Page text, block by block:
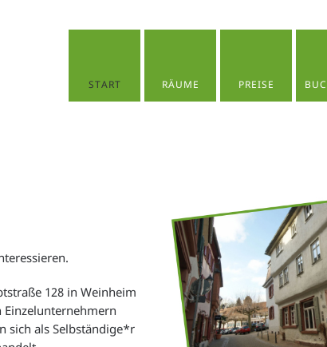
START RÄUME PREISE
128 in Weinheim
sich als Selbständige*r